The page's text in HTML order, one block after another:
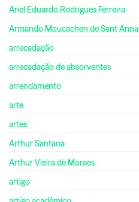
Ariel Eduardo Rodrigues Ferreira
Armando Moucachen de Sant Anna
arrecadação
arrecadação de absorventes
arrendamento
arte
artes
Arthur Santana
Arthur Vieira de Moraes
artigo